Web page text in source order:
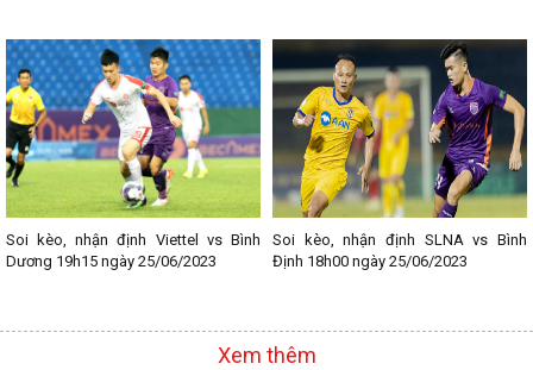
- Lịch thi đấu V - League
- Lịch thi đấu Cup C1
Soi kèo, nhận định Viettel vs Bình
Dương 19h15 ngày 25/06/2023
Soi kèo, nhận định SLNA vs Bình
Định 18h00 ngày 25/06/2023
Xem thêm